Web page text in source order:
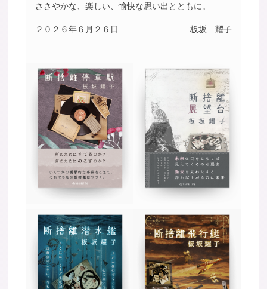
ささやかな、楽しい、愉快な思い出とともに。
２０２６年６月２６日 板坂 耀子